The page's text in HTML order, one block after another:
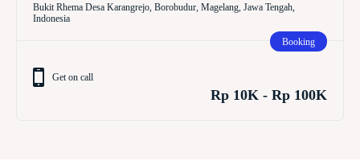
Bukit Rhema Desa Karangrejo, Borobudur, Magelang, Jawa Tengah,
Indonesia
Booking
Get on call
Rp 10K - Rp 100K